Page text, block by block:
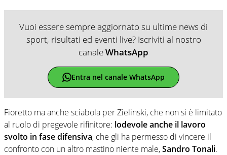
Vuoi essere sempre aggiornato su ultime news di
sport, risultati ed eventi live? Iscriviti al nostro
canaleWhatsApp
Entra nel canale WhatsApp
Fioretto ma anche sciabola per Zielinski, che non si è limitato
al ruolo di pregevole rifinitore: lodevole anche il lavoro
svolto in fase difensiva, che gli ha permesso di vincere il
confronto con un altro mastino niente male,Sandro Tonali.